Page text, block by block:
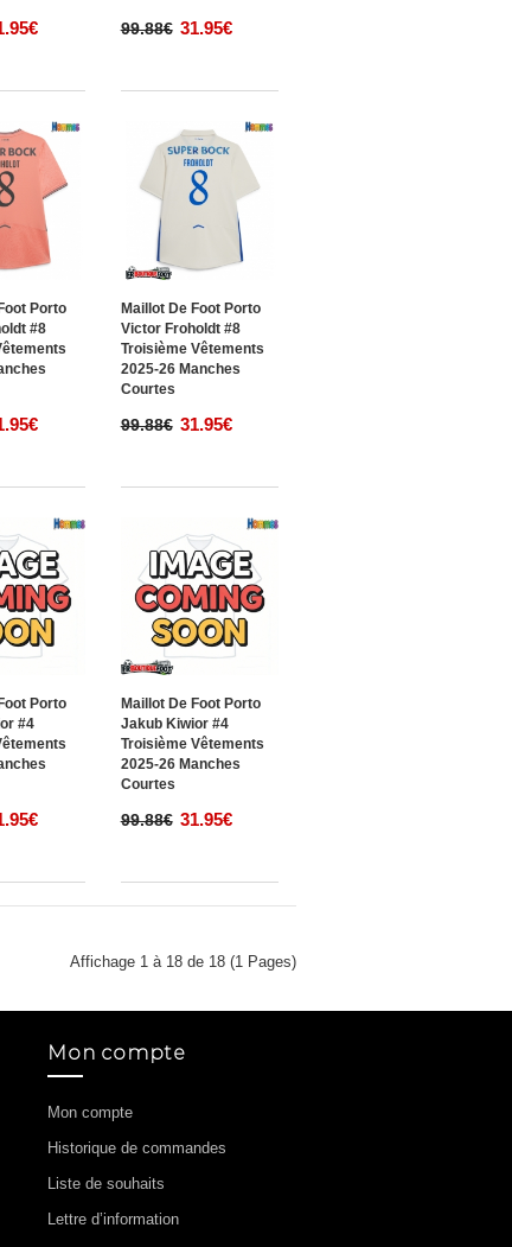
99.88€ 31.95€
Porto
#8
Maillot De Foot Porto
Victor Froholdt #8
Troisième Vêtements
2025-26 Manches
Courtes
99.88€ 31.95€
Porto
#4
Maillot De Foot Porto
Jakub Kiwior #4
Troisième Vêtements
2025-26 Manches
Courtes
99.88€ 31.95€
Affichage 1 à 18 de 18 (1 Pages)
Mon compte
Mon compte
Historique de commandes
Liste de souhaits
Lettre d’information